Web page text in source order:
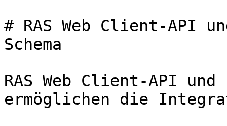
# RAS Web Client-API
Schema
RAS Web Client-API
ermöglichen die